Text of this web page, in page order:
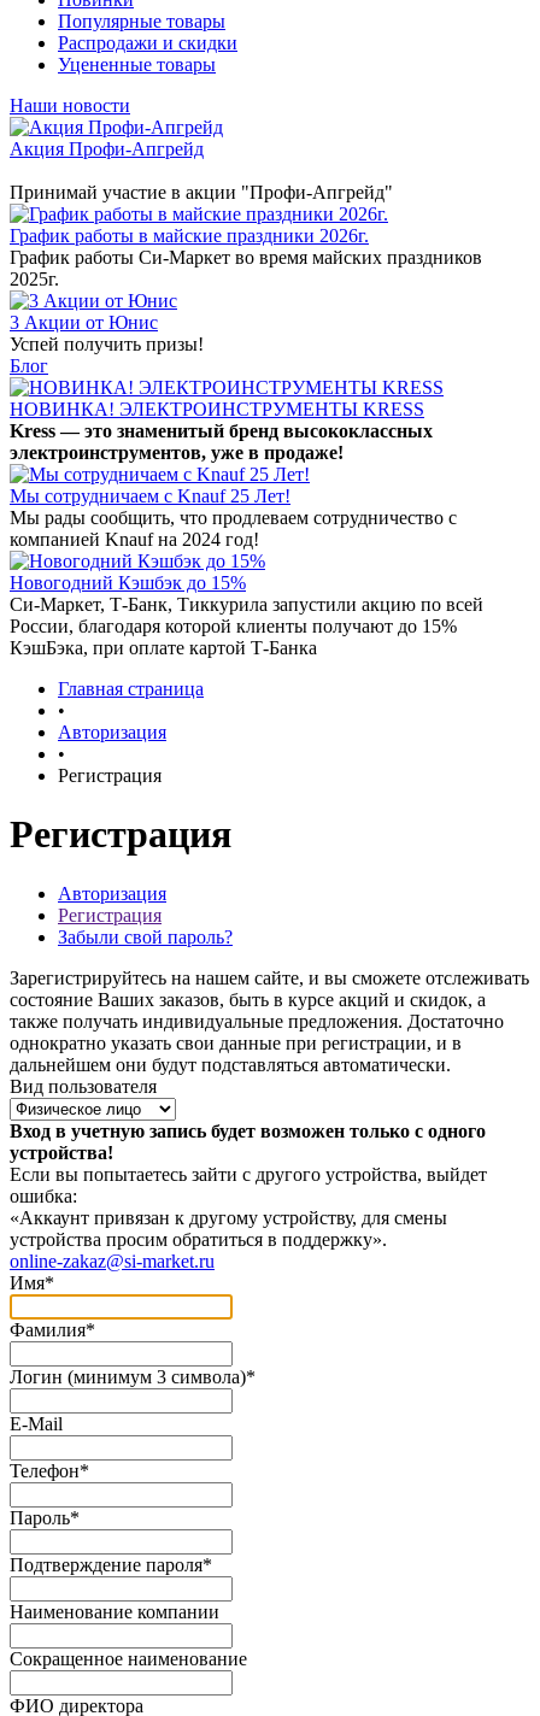
Популярные товары
Распродажи и скидки
Уцененные товары
Наши новости
Акция Профи-Апгрейд
Принимай участие в акции "Профи-Апгрейд"
График работы в майские праздники 2026г.
График работы Си-Маркет во время майских праздников
2025г.
3 Акции от Юнис
Успей получить призы!
Блог
НОВИНКА! ЭЛЕКТРОИНСТРУМЕНТЫ KRESS
Kress — это знаменитый бренд высококлассных
электроинструментов, уже в продаже!
Мы сотрудничаем с Knauf 25 Лет!
Мы рады сообщить, что продлеваем сотрудничество с
компанией Knauf на 2024 год!
Новогодний Кэшбэк до 15%
Си-Маркет, Т-Банк, Тиккурила запустили акцию по всей
России, благодаря которой клиенты получают до 15%
КэшБэка, при оплате картой Т-Банка
Главная страница
•
Авторизация
•
Регистрация
Регистрация
Авторизация
Регистрация
Забыли свой пароль?
Зарегистрируйтесь на нашем сайте, и вы сможете отслеживать
состояние Ваших заказов, быть в курсе акций и скидок, а
также получать индивидуальные предложения. Достаточно
однократно указать свои данные при регистрации, и в
дальнейшем они будут подставляться автоматически.
Вид пользователя
Вход в учетную запись будет возможен только с одного
устройства!
Если вы попытаетесь зайти с другого устройства, выйдет
ошибка:
«Аккаунт привязан к другому устройству, для смены
устройства просим обратиться в поддержку».
online-zakaz@si-market.ru
Имя*
Фамилия*
Логин (минимум 3 символа)*
E-Mail
Телефон*
Пароль*
Подтверждение пароля*
Наименование компании
Сокращенное наименование
ФИО директора